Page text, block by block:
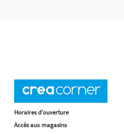
Horaires d'ouverture
Accès aux magasins